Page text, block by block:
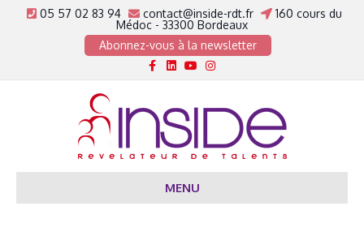
05 57 02 83 94 contact@inside-rdt.fr
160 cours du
Médoc - 33300 Bordeaux
Abonnez-vous à la newsletter
Facebook
LinkedinYoutube
Instagram
MENU